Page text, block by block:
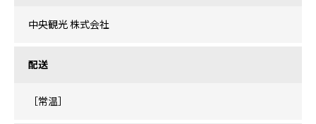
中央観光 株式会社
配送
［常温］